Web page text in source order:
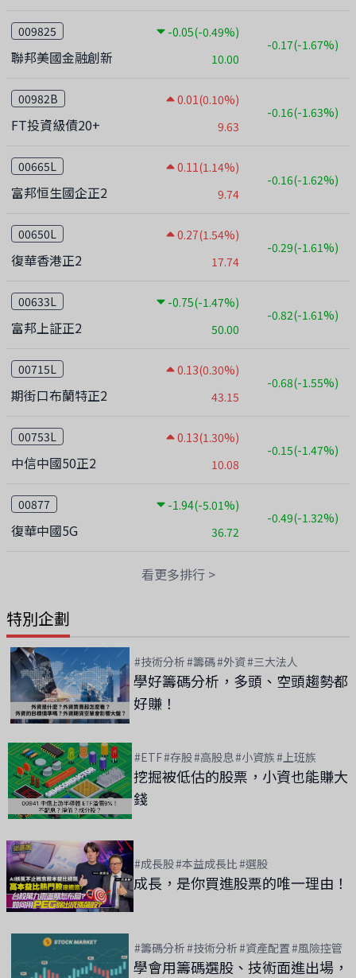
009825
聯邦美國金融創新 10.00
-0.05(-0.49%)
-0.17(-1.67%)
00982B
FT投資級債20+ 9.63
0.01(0.10%)
-0.16(-1.63%)
00665L
富邦恒生國企正2 9.74
0.11(1.14%)
-0.16(-1.62%)
00650L
復華香港正2 17.74
0.27(1.54%)
-0.29(-1.61%)
00633L
富邦上証正2 50.00
-0.75(-1.47%)
-0.82(-1.61%)
00715L
期街口布蘭特正2 43.15
0.13(0.30%)
-0.68(-1.55%)
00753L
中信中國50正2 10.08
0.13(1.30%)
-0.15(-1.47%)
00877
復華中國5G 36.72
-1.94(-5.01%)
-0.49(-1.32%)
看更多排行 >
特別企劃
#技術分析#籌碼#外資#三大法人
學好籌碼分析，多頭、空頭趨勢都
好賺！
#ETF#存股#高股息#小資族#上班族
挖掘被低估的股票，小資也能賺大
錢
#成長股#本益成長比#選股
成長，是你買進股票的唯一理由！
#籌碼分析#技術分析#資產配置#風險控管
學會用籌碼選股、技術面進出場，